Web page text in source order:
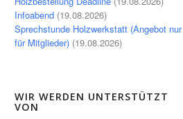
Infoabend (19.08.2026)
Sprechstunde Holzwerkstatt (Angebot nur
für Mitglieder) (19.08.2026)
WIR WERDEN UNTERSTÜTZT
VON